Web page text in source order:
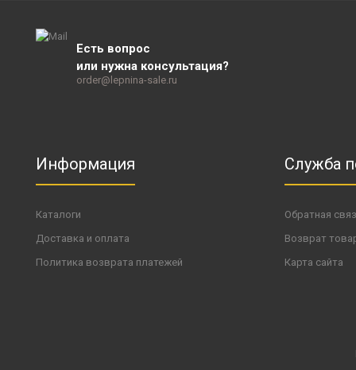
Есть вопрос
или нужна консультация?
order@lepnina-sale.ru
Информация
Каталоги
Доставка и оплата
Политика возврата платежей
Служба
Обратная
Возврат
Карта сайта